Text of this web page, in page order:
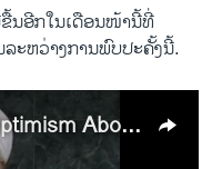
ນອີກໃນ​ເດືອນ​ໜ້ານີ້ທີ່
ະຫວ່າງ​ການ​ພົບ​ປະຄັ້ງນີ້.
New Approach Creates Optimism About Iran Talks